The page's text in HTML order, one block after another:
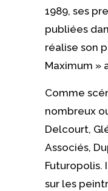
1989, ses
publiées
réalise son
Maximum »
Comme
nombreux
Delcourt,
Associés,
Futuropolis.
sur les